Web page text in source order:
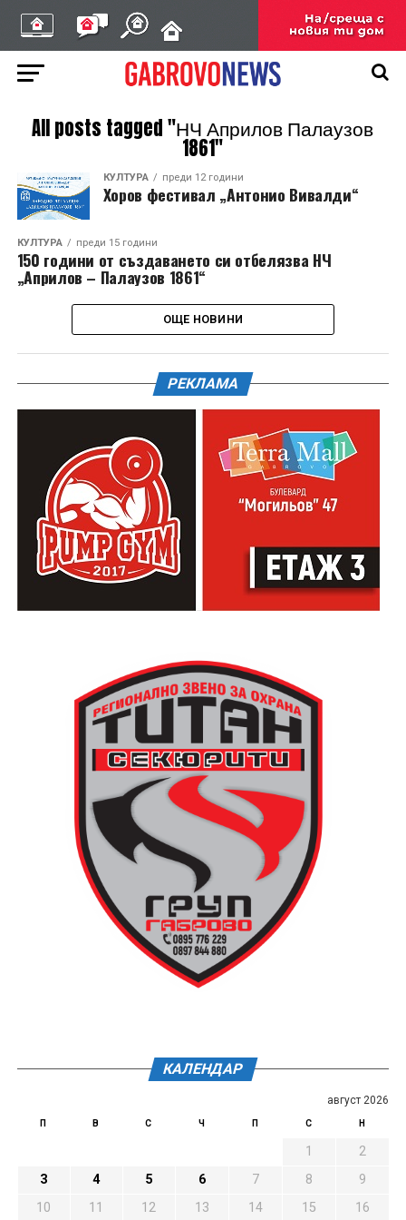
All posts tagged "НЧ Априлов Палаузов
1861"
КУЛТУРА преди 12 години
Хоров фестивал „Антонио Вивалди“
КУЛТУРА преди 15 години
150 години от създаването си отбелязва НЧ
„Априлов – Палаузов 1861“
ОЩЕ НОВИНИ
РЕКЛАМА
КАЛЕНДАР
август 2026
П В С Ч П С Н
1
2
3
4 5 6 7 8
9
10
11 12 13 14 15 16